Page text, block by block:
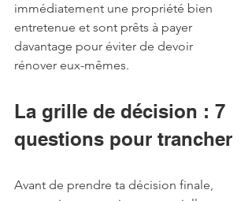
immédiatement une propriété bien
entretenue et sont prêts à payer
davantage pour éviter de devoir
rénover eux-mêmes.
La grille de décision : 7
questions pour trancher
Avant de prendre ta décision finale,